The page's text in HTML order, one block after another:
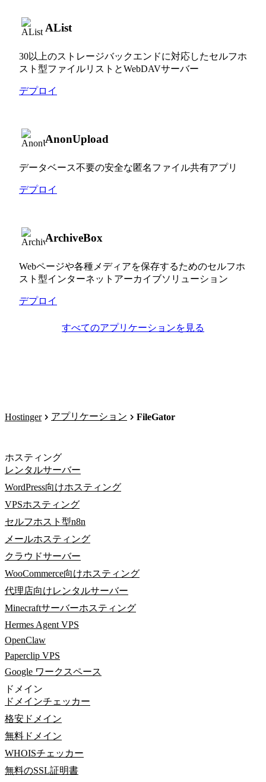
AList
30以上のストレージバックエンドに対応したセルフホ
スト型ファイルリストとWebDAVサーバー
デプロイ
AnonUpload
データベース不要の安全な匿名ファイル共有アプリ
デプロイ
ArchiveBox
Webページや各種メディアを保存するためのセルフホ
スト型インターネットアーカイブソリューション
デプロイ
すべてのアプリケーションを見る
Hostinger アプリケーション FileGator
ホスティング
レンタルサーバー
WordPress向けホスティング
VPSホスティング
セルフホスト型n8n
メールホスティング
クラウドサーバー
WooCommerce向けホスティング
代理店向けレンタルサーバー
Minecraftサーバーホスティング
Hermes Agent VPS
OpenClaw
Paperclip VPS
Google ワークスペース
ドメイン
ドメインチェッカー
格安ドメイン
無料ドメイン
WHOISチェッカー
無料のSSL証明書